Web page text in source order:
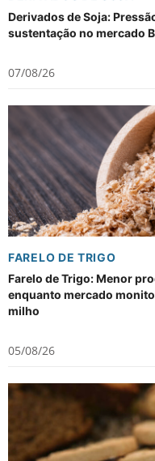
Derivados de Soja:
sustentação no mercado
07/08/26
FARELO DE TRIGO
Farelo de Trigo: Menor
enquanto mercado
milho
05/08/26